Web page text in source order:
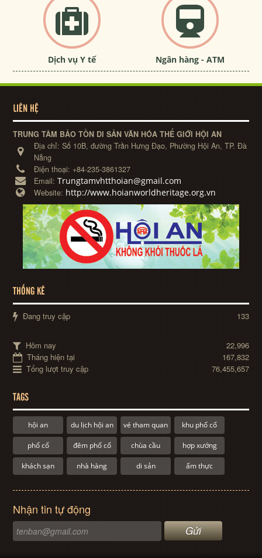
Dịch vụ Y tế Ngân hàng - ATM
LIÊN HỆ
TRUNG TÂM BẢO TỒN DI SẢN VĂN HÓA THẾ GIỚI HỘI AN
Địa chỉ:Số 10B, đường Trần Hưng Đạo, Phường Hội An, TP. Đà
Nẵng
Điện thoại: +84-235-3861327
Email:Trungtamvhtthoian@gmail.com
Website: http://www.hoianworldheritage.org.vn
THỐNG KÊ
Đang truy cập 133
Hôm nay
22,996
Tháng hiện tại
167,832
Tổng lượt truy cập
76,455,657
TAGS
hội an du lịch hội an vé tham quan khu phố cổ
phố cổ đêm phố cổ chùa cầu hợp xướng
khách sạn nhà hàng di sản ẩm thực
Nhận tin tự động